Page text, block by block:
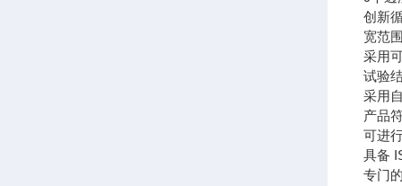
创新
宽范
采用
试验
采用
产品
可进
具备
专门